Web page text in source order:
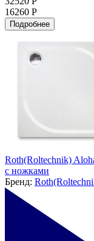
16260 Р
Подробнее
Roth(Roltechnik)
с ножками
Бренд: